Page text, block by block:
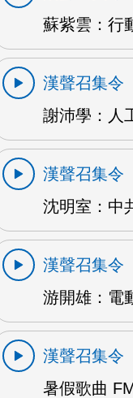
蘇紫雲：行
漢聲召集令
謝沛學：人
漢聲召集令
沈明室：中
漢聲召集令
游開雄：電
漢聲召集令
暑假歌曲